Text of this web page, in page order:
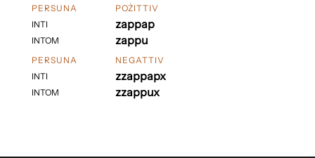
PERSUNA
INTI
INTOM
POŻITTIV
zappap
zappu
PERSUNA
INTI
INTOM
NEGATTIV
zzappapx
zzappux